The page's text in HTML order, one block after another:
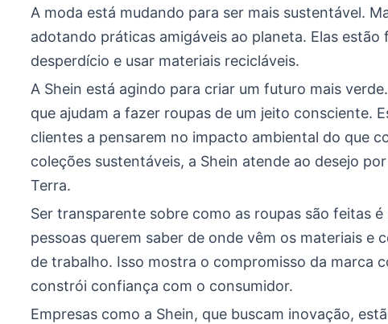
A moda está mudando para ser mais sustentável.
adotando práticas amigáveis ao planeta. Elas
desperdício e usar materiais recicláveis.
A Shein está agindo para criar um futuro mais
que ajudam a fazer roupas de um jeito consciente.
clientes a pensarem no impacto ambiental do que
coleções sustentáveis, a Shein atende ao desejo
Terra.
Ser transparente sobre como as roupas são feitas
pessoas querem saber de onde vêm os materiais e
de trabalho. Isso mostra o compromisso da marca
constrói confiança com o consumidor.
Empresas como a Shein, que buscam inovação,